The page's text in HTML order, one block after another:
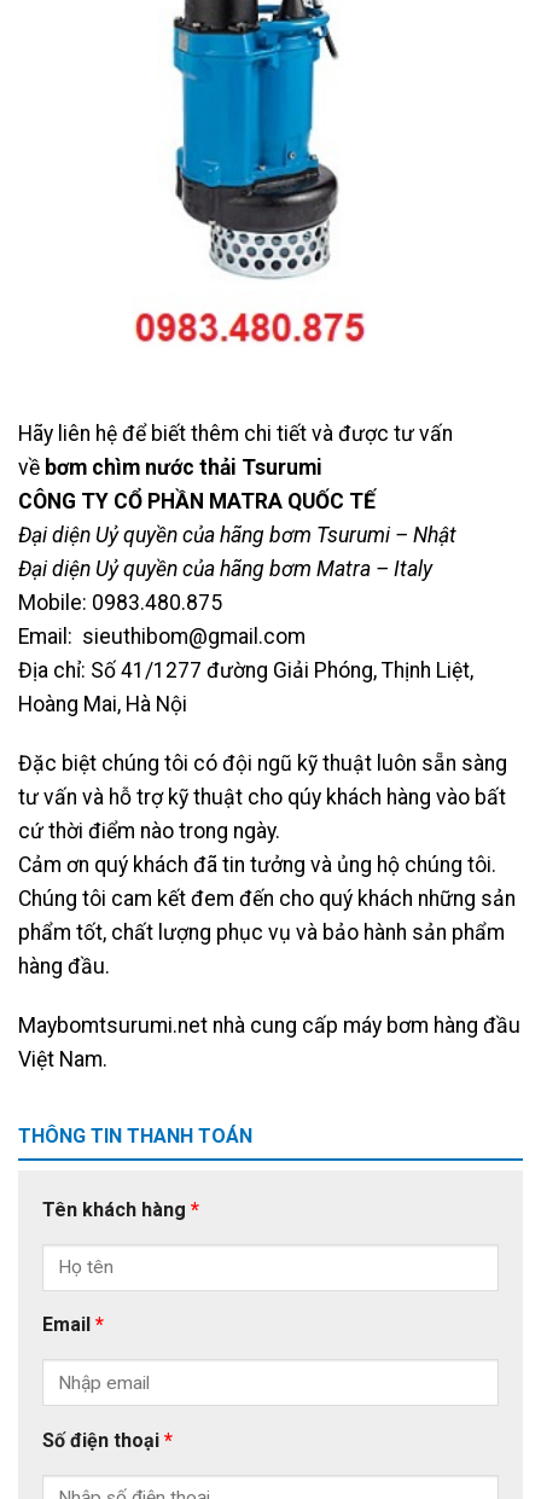
Hãy liên hệ để biết thêm chi tiết và được tư vấn
về bơm chìm nước thải Tsurumi
CÔNG TY CỔ PHẦN MATRA QUỐC TẾ
Đại diện Uỷ quyền của hãng bơm Tsurumi – Nhật
Đại diện Uỷ quyền của hãng bơm Matra – Italy
Mobile: 0983.480.875
Email: sieuthibom@gmail.com
Địa chỉ: Số 41/1277 đường Giải Phóng, Thịnh Liệt,
Hoàng Mai, Hà Nội
Đặc biệt chúng tôi có đội ngũ kỹ thuật luôn sẵn sàng
tư vấn và hỗ trợ kỹ thuật cho qúy khách hàng vào bất
cứ thời điểm nào trong ngày.
Cảm ơn quý khách đã tin tưởng và ủng hộ chúng tôi.
Chúng tôi cam kết đem đến cho quý khách những sản
phẩm tốt, chất lượng phục vụ và bảo hành sản phẩm
hàng đầu.
Maybomtsurumi.net nhà cung cấp máy bơm hàng đầu
Việt Nam.
THÔNG TIN THANH TOÁN
Tên khách hàng *
Email *
Số điện thoại *